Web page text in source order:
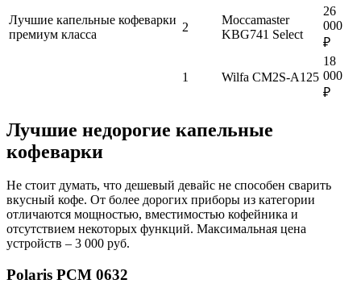
Лучшие капельные кофеварки
премиум класса
2
Moccamaster
KBG741 Select
26
000
₽
1 Wilfa CM2S-A125
18
000
₽
Лучшие недорогие капельные
кофеварки
Не стоит думать, что дешевый девайс не способен сварить
вкусный кофе. От более дорогих приборы из категории
отличаются мощностью, вместимостью кофейника и
отсутствием некоторых функций. Максимальная цена
устройств – 3 000 руб.
Polaris PCM 0632